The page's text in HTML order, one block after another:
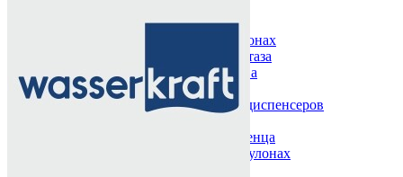
Расходные материалы
Бумажные полотенца в рулонах
Бумажные сиденья для унитаза
Дезинфицирующие средства
Жидкое мыло TORK
Картриджи и баллоны для диспенсеров
Листовые бумажные полотенца
Протирочный материал в рулонах